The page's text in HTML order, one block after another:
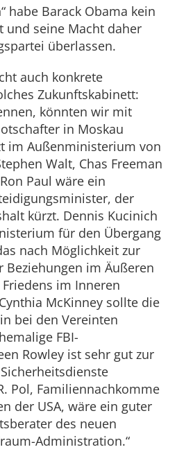
habe Barack Obama kein
und seine Macht daher
überlassen.
auch konkrete
Zukunftskabinett:
könnten wir mit
in Moskau
im Außenministerium von
Walt, Chas Freeman
Paul wäre ein
der
kürzt. Dennis Kucinich
für den Übergang
nach Möglichkeit zur
im Äußeren
im Inneren
McKinney sollte die
bei den Vereinten
FBI-
Rowley ist sehr gut zur
Pol, Familiennachkomme
der USA, wäre ein guter
des neuen
Administration.“